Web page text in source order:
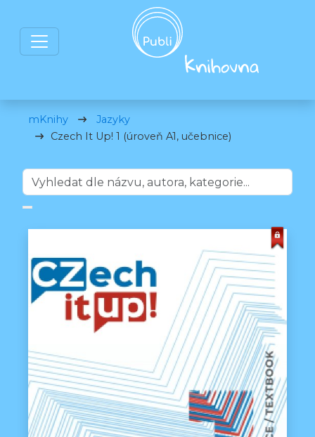
mKnihy
Jazyky
Czech It Up! 1 (úroveň A1, učebnice)